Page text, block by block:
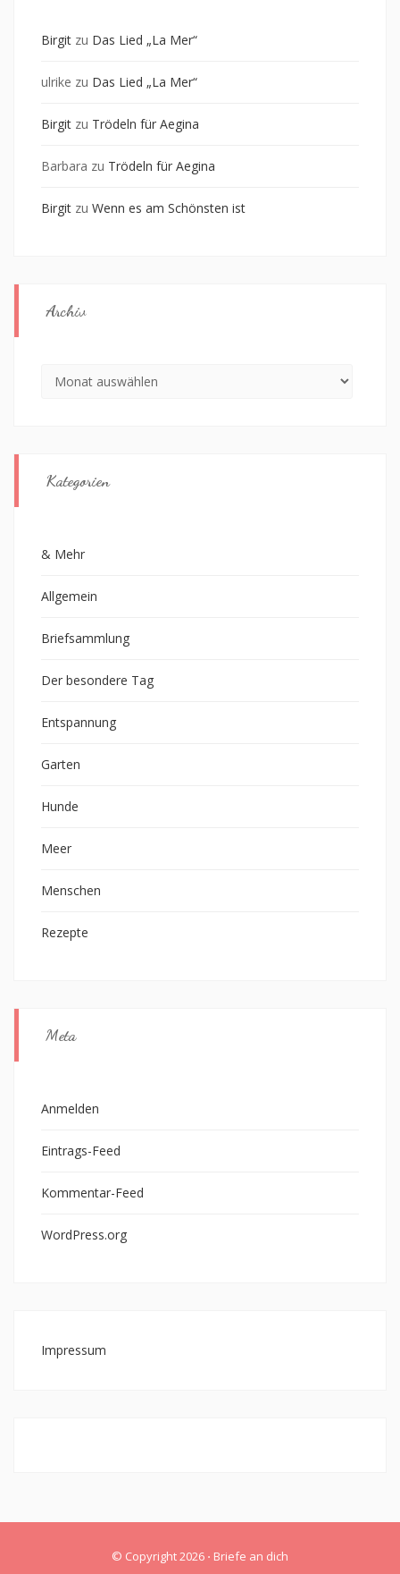
Birgit zu Das Lied „La Mer“
ulrike zu Das Lied „La Mer“
Birgit zu Trödeln für Aegina
Barbara zu Trödeln für Aegina
Birgit zu Wenn es am Schönsten ist
Archiv
Archiv
Kategorien
& Mehr
Allgemein
Briefsammlung
Der besondere Tag
Entspannung
Garten
Hunde
Meer
Menschen
Rezepte
Meta
Anmelden
Eintrags-Feed
Kommentar-Feed
WordPress.org
Impressum
© Copyright 2026 ⋅ Briefe an dich